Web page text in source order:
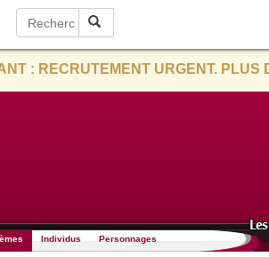
: RECRUTEMENT URGENT. PLUS
Individus Personnages